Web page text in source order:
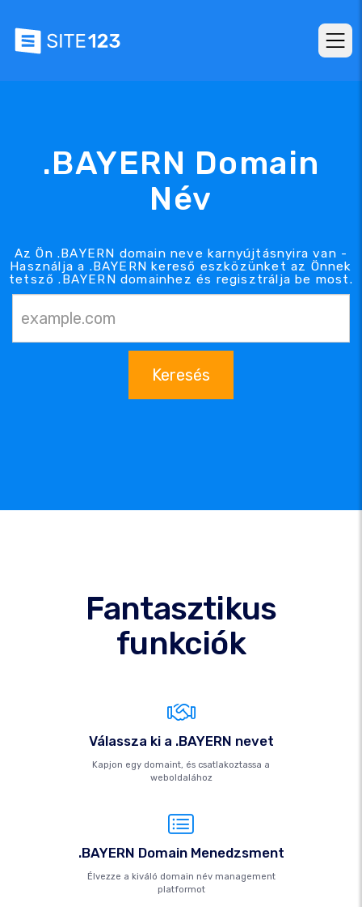
.BAYERN Domain
Név
Az Ön .BAYERN domain neve karnyújtásnyira van -
Használja a .BAYERN kereső eszközünket az Önnek
tetsző .BAYERN domainhez és regisztrálja be most.
Keresés
Fantasztikus
funkciók
Válassza ki a .BAYERN nevet
Kapjon egy domaint, és csatlakoztassa a
weboldalához
.BAYERN Domain Menedzsment
Élvezze a kiváló domain név management
platformot